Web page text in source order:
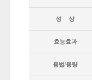
성 상
효능효과
용법/용량